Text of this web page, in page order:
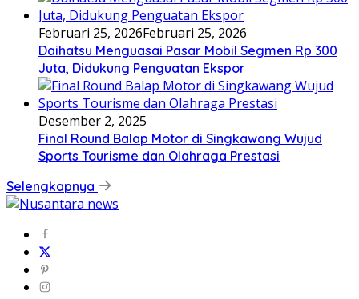
Februari 25, 2026Februari 25, 2026
Daihatsu Menguasai Pasar Mobil Segmen Rp 300
Juta, Didukung Penguatan Ekspor
Desember 2, 2025
Final Round Balap Motor di Singkawang Wujud
Sports Tourisme dan Olahraga Prestasi
Selengkapnya